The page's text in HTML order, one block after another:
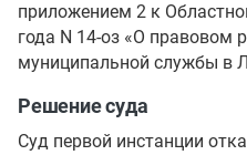
приложением 2 к
года N 14-оз «О правовом
муниципальной службы в
Решение суда
Суд первой инстанции